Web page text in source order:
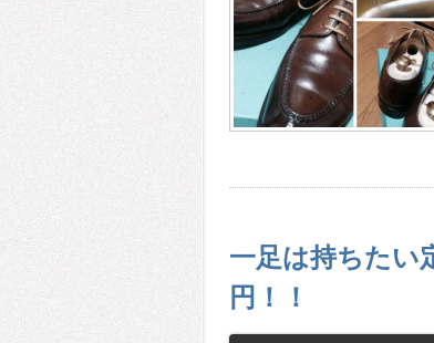
一足は持ちたい
円！！